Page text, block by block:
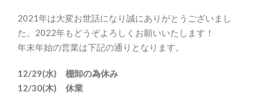
2021年は大変お世話になり誠にありがとうございまし
た。2022年もどうぞよろしくお願いいたします！
年末年始の営業は下記の通りとなります。
12/29(水) 棚卸の為休み
12/30(木) 休業